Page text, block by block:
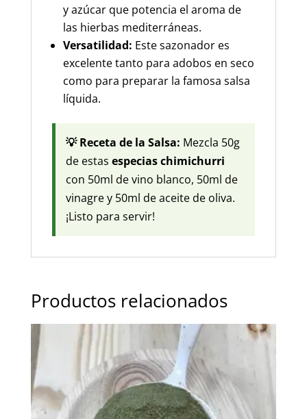
y azúcar que potencia el aroma de
las hierbas mediterráneas.
Versatilidad: Este sazonador es
excelente tanto para adobos en seco
como para preparar la famosa salsa
líquida.
💡 Receta de la Salsa: Mezcla 50g
de estas especias chimichurri
con 50ml de vino blanco, 50ml de
vinagre y 50ml de aceite de oliva.
¡Listo para servir!
Productos relacionados